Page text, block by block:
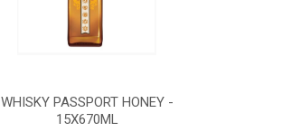
WHISKY PASSPORT HONEY -
15X670ML